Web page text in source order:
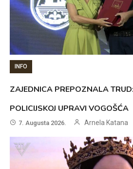
INFO
ZAJEDNICA PREPOZNALA
POLICIJSKOJ UPRAVI VOGOŠĆA
7. Augusta 2026. Arnela Katana